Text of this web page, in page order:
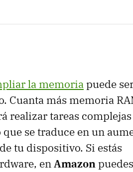
la memoriapuede
Cuanta más memoria
realizar tareas
se traduce en un
tu dispositivo. Si estás
enAmazonpuedes